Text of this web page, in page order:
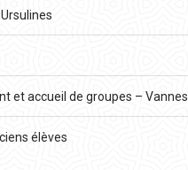
et accueil de groupes – Vannes
élèves